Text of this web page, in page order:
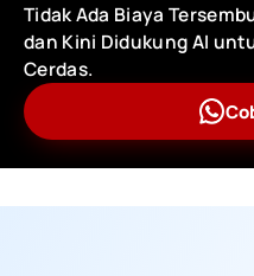
Tidak Ada Biaya
dan Kini Didukung AI
Cerdas.